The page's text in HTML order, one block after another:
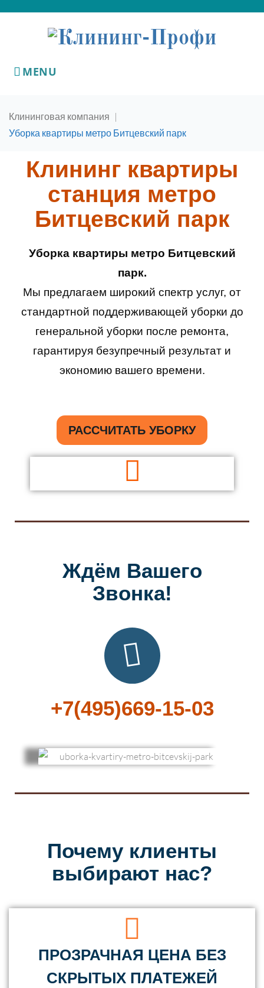
MENU
Клининговая компания |
Уборка квартиры метро Битцевский парк
Клининг квартиры
станция метро
Битцевский парк
Уборка квартиры метро Битцевский
парк.
Мы предлагаем широкий спектр услуг, от
стандартной поддерживающей уборки до
генеральной уборки после ремонта,
гарантируя безупречный результат и
экономию вашего времени.
РАССЧИТАТЬ УБОРКУ
Ждём Вашего
Звонка!
+7(495)669-15-03
Почему клиенты
выбирают нас?
ПРОЗРАЧНАЯ ЦЕНА БЕЗ
СКРЫТЫХ ПЛАТЕЖЕЙ